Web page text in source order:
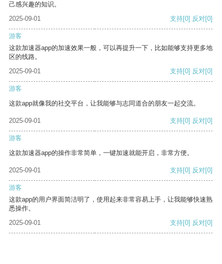
己感兴趣的知识。
2025-09-01
支持[0] 反对[0]
游客
这款加速器app的加速效果一般，可以再提升一下，比如能够支持更多地
区的线路。
2025-09-01
支持[0] 反对[0]
游客
这款app就像我的社交平台，让我能够与志同道合的朋友一起交流。
2025-09-01 支持[0] 反对[0]
游客
这款加速器app的操作非常简单，一键加速就能开启，非常方便。
2025-09-01 支持[0] 反对[0]
游客
这款app的用户界面简洁明了，使用起来非常容易上手，让我能够快速熟
悉操作。
2025-09-01
支持[0] 反对[0]